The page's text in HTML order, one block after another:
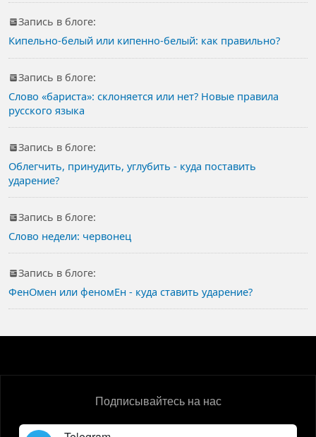
Запись в блоге:
Кипельно-белый или кипенно-белый: как правильно?
Запись в блоге:
Слово «бариста»: склоняется или нет? Новые правила
русского языка
Запись в блоге:
Облегчить, принудить, углубить - куда поставить
ударение?
Запись в блоге:
Слово недели: червонец
Запись в блоге:
ФенОмен или феномЕн - куда ставить ударение?
Подписывайтесь на нас